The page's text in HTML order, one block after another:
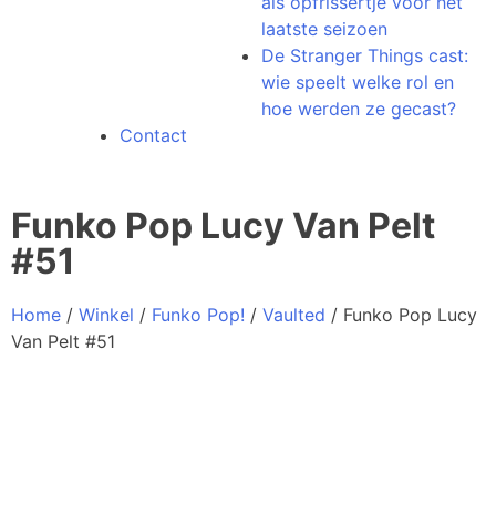
laatste seizoen
De Stranger Things cast:
wie speelt welke rol en
hoe werden ze gecast?
Contact
Funko Pop Lucy Van Pelt
#51
Home / Winkel / Funko Pop! / Vaulted / Funko Pop Lucy
Van Pelt #51